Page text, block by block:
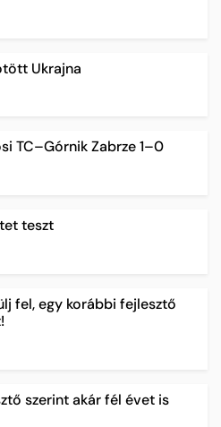
Ukrajna
TC–Górnik Zabrze 1–0
teszt
fel, egy korábbi fejlesztő
szerint akár fél évet is